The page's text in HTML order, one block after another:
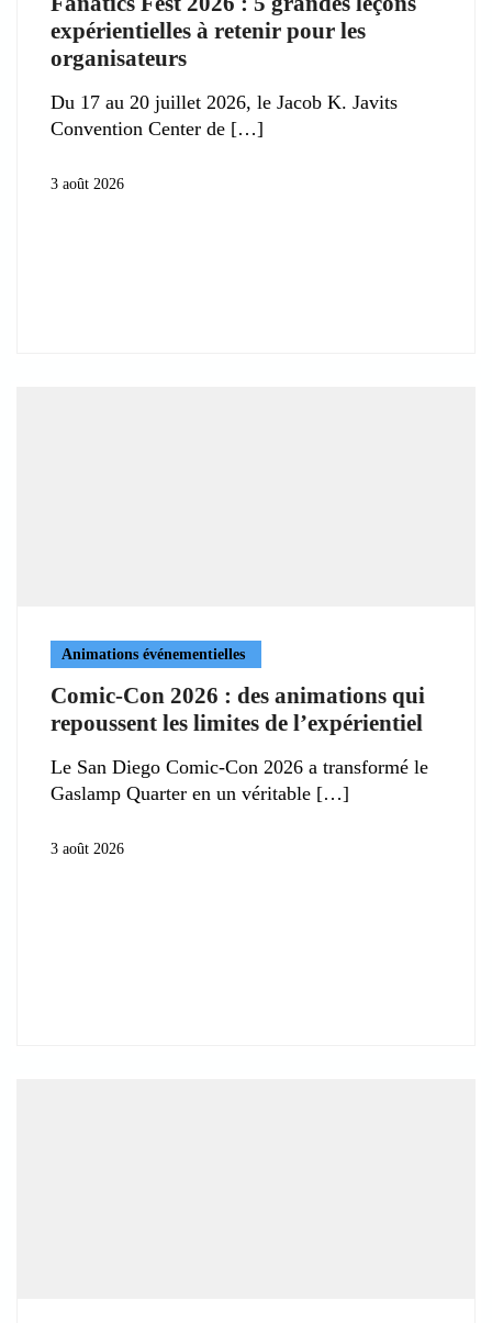
expérientielles à retenir pour les
organisateurs
Du 17 au 20 juillet 2026, le Jacob K. Javits
Convention Center de
3 août 2026
Animations événementielles
Comic-Con 2026 : des animations qui
repoussent les limites de l’expérientiel
Le San Diego Comic-Con 2026 a transformé le
Gaslamp Quarter en un véritable
3 août 2026